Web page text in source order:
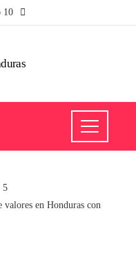
10
valores en Honduras con